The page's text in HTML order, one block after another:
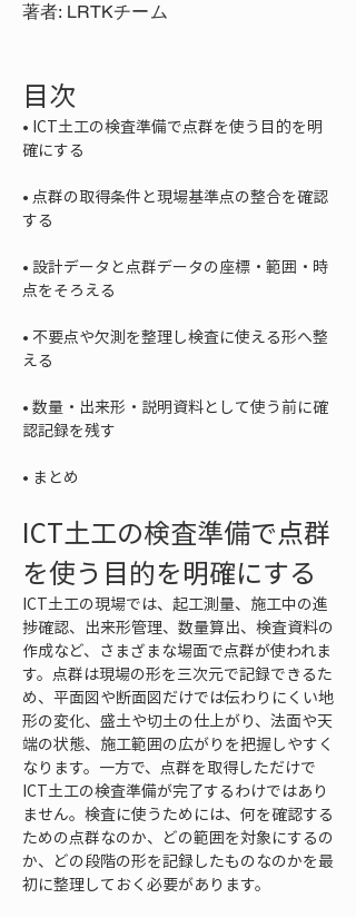
著者: LRTKチーム
目次
• ICT土工の検査準備で点群を使う目的を明
• 点群の取得条件と現場基準点の整合を確認
• 設計データと点群データの座標・範囲・時
• 不要点や欠測を整理し検査に使える形へ整
• 数量・出来形・説明資料として使う前に確
• まとめ
ICT土工の検査準備で点群
を使う目的を明確にする
ICT土工の現場では、起工測量、施工中の進
捗確認、出来形管理、数量算出、検査資料の
作成など、さまざまな場面で点群が使われま
す。点群は現場の形を三次元で記録できるた
め、平面図や断面図だけでは伝わりにくい地
形の変化、盛土や切土の仕上がり、法面や天
端の状態、施工範囲の広がりを把握しやすく
なります。一方で、点群を取得しただけで
ICT土工の検査準備が完了するわけではあり
ません。検査に使うためには、何を確認する
ための点群なのか、どの範囲を対象にするの
か、どの段階の形を記録したものなのかを最
初に整理しておく必要があります。